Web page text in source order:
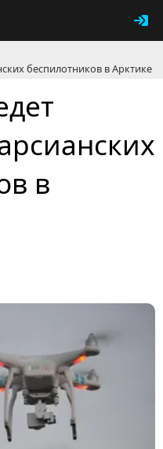
беспилотников в Арктике
в